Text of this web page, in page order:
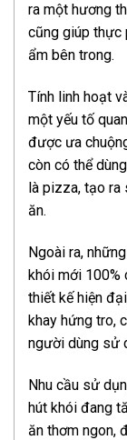
ra một hương
cũng giúp thực
ẩm bên trong.
Tính linh hoạt
một yếu tố
được ưa
còn có thể
là pizza, tạo
ăn.
Ngoài ra, những
khói mới 100%
thiết kế hiện
khay hứng tro,
người dùng sử
Nhu cầu sử
hút khói đang
ăn thơm ngon,